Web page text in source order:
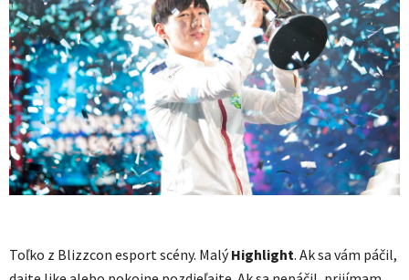
Toľko z Blizzcon esport scény. MalýHighlight. Ak sa vám páčil,